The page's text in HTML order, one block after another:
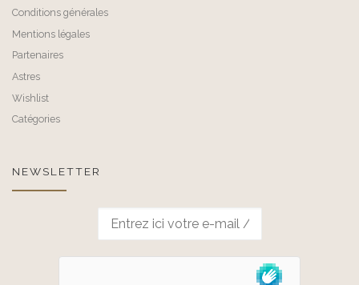
Conditions générales
Mentions légales
Partenaires
Astres
Wishlist
Catégories
NEWSLETTER